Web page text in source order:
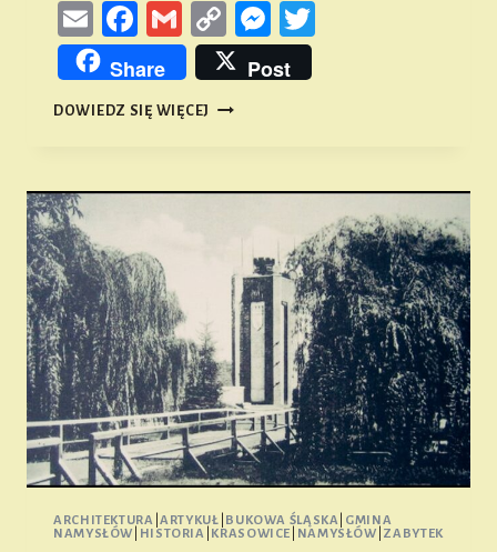
EmailFacebook
GmailCopy
Link
Messenger
Share Post
DOWIEDZ SIĘ WIĘCEJ ONA
ARCHITEKTURA |ARTYKUŁ BUKOWA ŚLĄSKA GMINA
NAMYSŁÓW
HISTORIA KRASOWICE NAMYSŁÓW ZABYTEK